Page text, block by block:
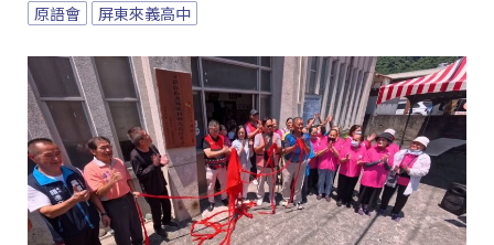
原語會
屏東來義高中